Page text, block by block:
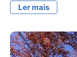
Ler mais